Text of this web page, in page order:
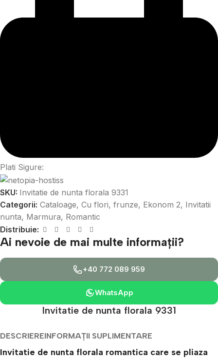
Plati Sigure:
SKU: Invitatie de nunta florala 9331
Categorii: Cataloage, Cu flori, frunze, Ekonom 2, Invitatii
nunta, Marmura, Romantic
Distribuie:
Ai nevoie de mai multe informații?
+40 772 089 959
WhatsApp
Invitatie de nunta florala 9331
DESCRIEREINFORMAȚII SUPLIMENTARE
Invitatie de nunta florala romantica care se pliaza